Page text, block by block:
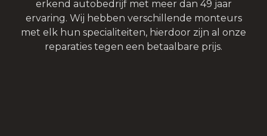
erkend autobedrijf met meer dan 49 jaar
ervaring. Wij hebben verschillende monteurs
met elk hun specialiteiten, hierdoor zijn al onze
reparaties tegen een betaalbare prijs.